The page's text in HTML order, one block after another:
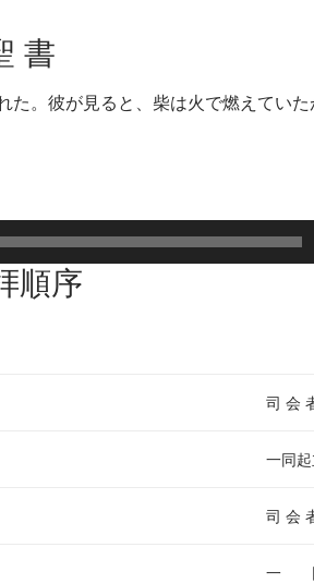
書
。彼が見ると、柴は火で燃えていた
順序
司 会
一同
司 会
一